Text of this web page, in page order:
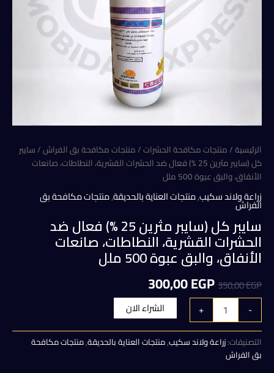
الرئيسية/منتجات مكافحة الحشرات/منتجات مكافحة بق الفراش/ سايبر
كل (سايبر مثرين 25 %) فعال ضد الحشرات القشرية، النطاطات، صانعات
الأنفاق، والبق عبوة 500 ملل
زراعة ولاند سكيب,منتجات العناية بالحديقة,منتجات مكافحة بق
الفراش
سايبر كل (سايبر مثرين 25 %) فعال ضد
الحشرات القشرية، النطاطات، صانعات
الأنفاق، والبق عبوة 500 ملل
350,00EGP
السعر
الأصلي
هو:
350,00 EGP.
300,00EGP
الحالي
هو:
300,00 EGP.
-
كمية
سايبر
كل
(سايبر
مثرين
25
+ الشراء الان
التصنيفات:زراعة ولاند سكيب,منتجات العناية بالحديقة,منتجات مكافحة
بق الفراش